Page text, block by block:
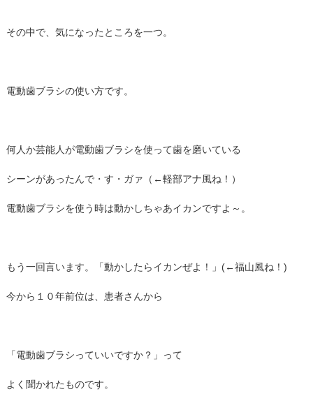
その中で、気になったところを一つ。
電動歯ブラシの使い方です。
何人か芸能人が電動歯ブラシを使って歯を磨いている
シーンがあったんで・す・ガァ（←軽部アナ風ね！）
電動歯ブラシを使う時は動かしちゃあイカンですよ～。
もう一回言います。「動かしたらイカンぜよ！」(←福山風ね！)
今から１０年前位は、患者さんから
「電動歯ブラシっていいですか？」って
よく聞かれたものです。